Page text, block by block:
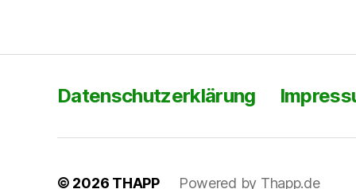
Datenschutzerklärung
© 2026 THAPP Powered by Thapp.de